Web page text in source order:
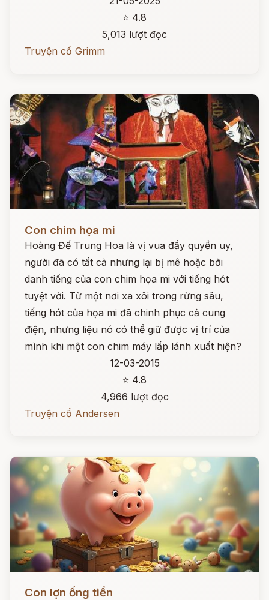
⭐ 4.8
5,013 lượt đọc
Truyện cổ Grimm
Con chim họa mi
Hoàng Đế Trung Hoa là vị vua đầy quyền uy,
người đã có tất cả nhưng lại bị mê hoặc bởi
danh tiếng của con chim họa mi với tiếng hót
tuyệt vời. Từ một nơi xa xôi trong rừng sâu,
tiếng hót của họa mi đã chinh phục cả cung
điện, nhưng liệu nó có thể giữ được vị trí của
mình khi một con chim máy lấp lánh xuất hiện?
12-03-2015
⭐ 4.8
4,966 lượt đọc
Truyện cổ Andersen
Con lợn ống tiền